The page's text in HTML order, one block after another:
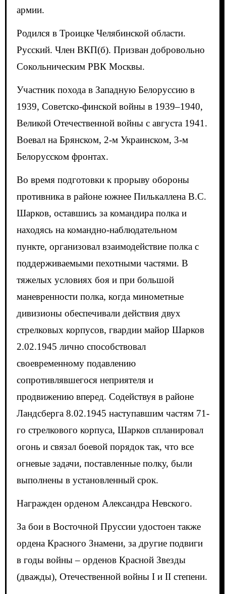
армии.
Родился в Троицке Челябинской области.
Русский. Член ВКП(б). Призван добровольно
Сокольническим РВК Москвы.
Участник похода в Западную Белоруссию в
1939, Советско-финской войны в 1939–1940,
Великой Отечественной войны с августа 1941.
Воевал на Брянском, 2-м Украинском, 3-м
Белорусском фронтах.
Во время подготовки к прорыву обороны
противника в районе южнее Пилькаллена В.С.
Шарков, оставшись за командира полка и
находясь на командно-наблюдательном
пункте, организовал взаимодействие полка с
поддерживаемыми пехотными частями. В
тяжелых условиях боя и при большой
маневренности полка, когда минометные
дивизионы обеспечивали действия двух
стрелковых корпусов, гвардии майор Шарков
2.02.1945 лично способствовал
своевременному подавлению
сопротивлявшегося неприятеля и
продвижению вперед. Содействуя в районе
Ландсберга 8.02.1945 наступавшим частям 71-
го стрелкового корпуса, Шарков спланировал
огонь и связал боевой порядок так, что все
огневые задачи, поставленные полку, были
выполнены в установленный срок.
Награжден орденом Александра Невского.
За бои в Восточной Пруссии удостоен также
ордена Красного Знамени, за другие подвиги
в годы войны – орденов Красной Звезды
(дважды), Отечественной войны I и II степени.